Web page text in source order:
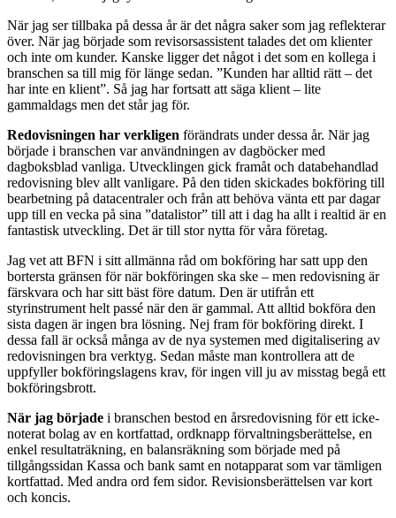
När jag ser tillbaka på dessa år är det några saker som jag reflekterar
över. När jag började som revisorsassistent talades det om klienter
och inte om kunder. Kanske ligger det något i det som en kollega i
bran­schen sa till mig för länge sedan. ”Kunden har alltid rätt – det
har inte en klient”. Så jag har fortsatt att säga klient – lite
gammaldags men det står jag för.
Redovisningen har verkligen förändrats under dessa år. När jag
började i branschen var användning­en av dagböcker med
dagboksblad vanliga. Utveck­lingen gick framåt och databehandlad
redovisning blev allt vanligare. På den tiden skickades bokföring till
bearbetning på datacentraler och från att behöva vänta ett par dagar
upp till en vecka på sina ”datalis­tor” till att i dag ha allt i realtid är en
fantastisk utveck­ling. Det är till stor nytta för våra företag.
Jag vet att BFN i sitt allmänna råd om bokföring har satt upp den
bortersta gränsen för när bokföringen ska ske – men redovisning är
färskvara och har sitt bäst före datum. Den är utifrån ett
styrinstrument helt passé när den är gammal. Att alltid bokföra den
sista dagen är ingen bra lösning. Nej fram för bokföring direkt. I
dessa fall är också många av de nya systemen med digitalisering av
redovisningen bra verktyg. Sedan måste man kontrollera att de
uppfyller bokföringslagens krav, för ingen vill ju av misstag begå ett
bokföringsbrott.
När jag började i branschen bestod en årsredovisning för ett icke-
noterat bolag av en kortfattad, ordknapp förvaltningsberättelse, en
enkel resultaträkning, en balansräkning som började med på
tillgångssidan Kassa och bank samt en notapparat som var tämligen
kortfattad. Med andra ord fem sidor. Revisionsberät­telsen var kort
och koncis.